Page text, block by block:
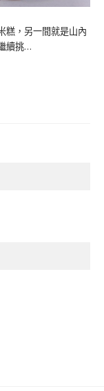
糕，另一間就是山內
續挑…